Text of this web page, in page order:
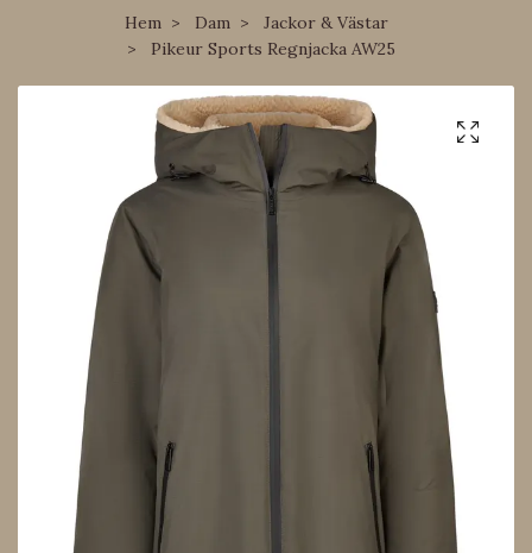
Hem Dam
Jackor & Västar
Pikeur Sports Regnjacka AW25